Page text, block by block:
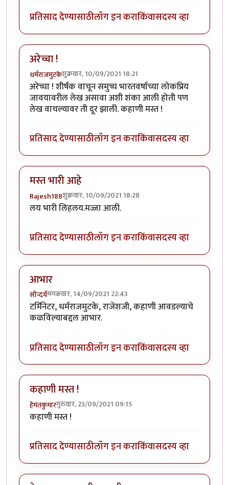
प्रतिसाद देण्यासाठीलॉग इन कराकिंवासदस्य व्हा
अरेच्चा !
धर्मराजमुटकेशुक्रवार, 10/09/2021 18:21
अरेच्चा ! शीर्षक वाचून समुच्च भारतवर्षाच्या लोकप्रिय
जावयावरील लेख असावा अशी शंका आली होती पण
लेख वाचल्यावर ती दूर झाली. कहाणी मस्त !
प्रतिसाद देण्यासाठीलॉग इन कराकिंवासदस्य व्हा
मस्त भारी आहे
Rajesh188शुक्रवार, 10/09/2021 18:28
लय भारी लिहलय.मज्जा आली.
प्रतिसाद देण्यासाठीलॉग इन कराकिंवासदस्य व्हा
आभार
सौन्दर्यमंगळवार, 14/09/2021 22:43
टर्मिनेटर, धर्मराजमुटके, राजेशजी, कहाणी आवडल्याचे
कळविल्याबद्दल आभार.
प्रतिसाद देण्यासाठीलॉग इन कराकिंवासदस्य व्हा
कहाणी मस्त !
हेमंतकुमारगुरुवार, 23/09/2021 09:15
कहाणी मस्त !
प्रतिसाद देण्यासाठीलॉग इन कराकिंवासदस्य व्हा